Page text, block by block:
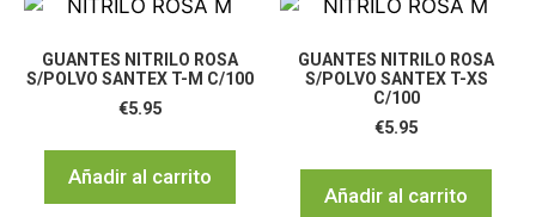
GUANTES NITRILO ROSA
S/POLVO SANTEX T-M C/100
€5.95
Añadir al carrito
GUANTES NITRILO ROSA
S/POLVO SANTEX T-XS
C/100
€5.95
Añadir al carrito